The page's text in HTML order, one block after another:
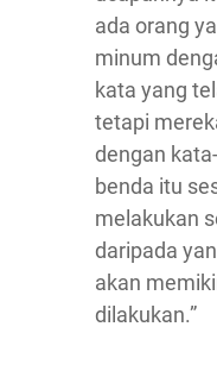
ada orang
minum
kata yang
tetapi
dengan
benda itu
melakukan
daripada
akan
dilakukan.”